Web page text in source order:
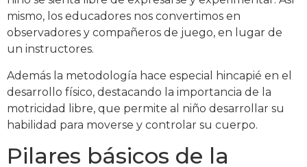
mismo, los educadores nos convertimos en
observadores y compañeros de juego, en lugar de
un instructores.
Además la metodología hace especial hincapié en el
desarrollo físico, destacando la importancia de la
motricidad libre, que permite al niño desarrollar su
habilidad para moverse y controlar su cuerpo.
Pilares básicos de la